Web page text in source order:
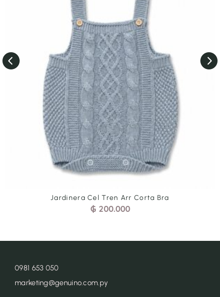
Jardinera Cel Tren Arr Corta Bra
₲ 200.000
0981 653 050
marketing@genuino.com.py